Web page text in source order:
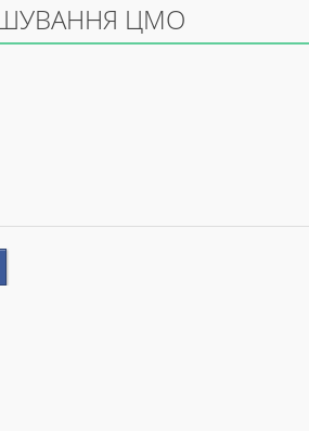
ЦМО